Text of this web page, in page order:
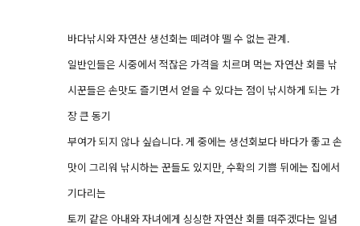
바다낚시와 자연산 생선회는 떼려야 뗄 수 없는 관계.
일반인들은 시중에서 적잖은 가격을 치르며 먹는 자연산 회를 낚
시꾼들은 손맛도 즐기면서 얻을 수 있다는 점이 낚시하게 되는 가
장 큰 동기
부여가 되지 않나 싶습니다. 게 중에는 생선회보다 바다가 좋고 손
맛이 그리워 낚시하는 꾼들도 있지만, 수확의 기쁨 뒤에는 집에서
기다리는
토끼 같은 아내와 자녀에게 싱싱한 자연산 회를 떠주겠다는 일념